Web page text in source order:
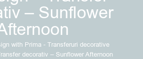
– Sunflower
with Prima - Transferuri decorative
decorativ – Sunflower Afternoon